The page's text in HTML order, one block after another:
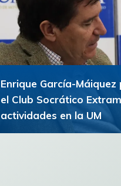
Ver más
Enrique García-
el Club Socrático
actividades en la UM